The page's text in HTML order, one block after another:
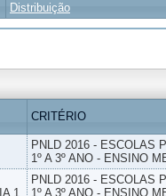
Distribuição
CRITÉRIO
PNLD 2016 - ESCOLAS
1º A 3º ANO - ENSINO
1
PNLD 2016 - ESCOLAS
1º A 3º ANO - ENSINO